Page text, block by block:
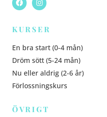
KURSER
En bra start (0-4 mån)
Dröm sött (5-24 mån)
Nu eller aldrig (2-6 år)
Förlossningskurs
ÖVRIGT